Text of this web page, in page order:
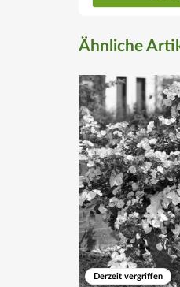
Von Grün bis
Ähnliche
Derzeit vergriffen